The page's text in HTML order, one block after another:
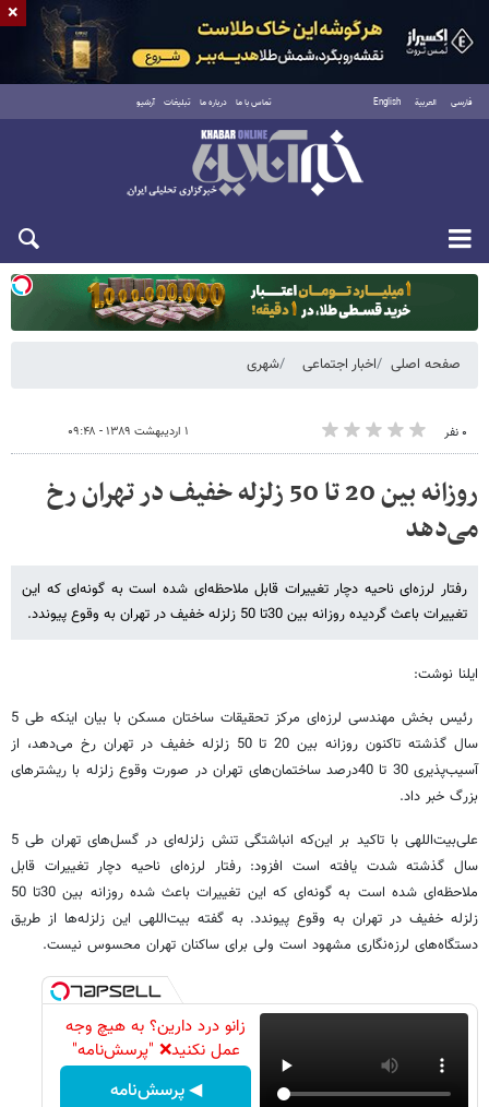
فارسی العربية English تماس با ما درباره ما تبلیغات آرشیو
یکشنبه ۱۸ مرداد ۱۴۰۵
صفحه اصلی اخبار اجتماعی شهری
۰ نفر ۱ اردیبهشت ۱۳۸۹ - ۰۹:۴۸
روزانه بین 20 تا 50 زلزله خفیف در تهران رخ
می‌دهد‏‎‏
رفتار لرزه‌ای ناحیه دچار تغییرات قابل ملاحظه‌ای شده است به گونه‌ای که این
تغییرات باعث گردیده روزانه بین 30تا 50 زلزله خفیف در تهران به وقوع پیوندد.
ایلنا نوشت:
رئیس بخش مهندسی لرزه‌ای مرکز تحقیقات ساختان مسکن با بیان اینکه طی 5
سال گذشته تاکنون روزانه بین 20 تا 50 زلزله خفیف در تهران رخ می‌دهد‏‎‏، از
آسیب‌پذیری 30 تا 40درصد ساختمان‌های تهران در صورت وقوع زلزله با ریشتر‌های
بزرگ خبر داد.
علی‌بیت‌اللهی با تاکید بر این‌که انباشتگی تنش زلزله‌ای در گسل‌های تهران طی 5
سال گذشته شدت یافته است افزود: رفتار لرزه‌ای ناحیه دچار تغییرات قابل
ملاحظه‌ای شده است به گونه‌ای که این تغییرات باعث شده روزانه بین 30تا 50
زلزله خفیف در تهران به وقوع پیوندد. به گفته بیت‌اللهی این زلزله‌ها از طریق
دستگاه‌های لرزه‌نگاری مشهود است ولی برای ساکنان تهران محسوس نیست.
زانو درد دارین؟ به هیچ وجه
عمل نکنید❌ "پرسش‌نامه"
◀ پرسش‌نامه
×